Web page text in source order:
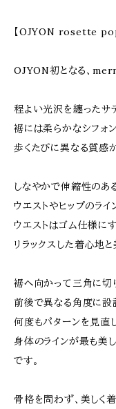
【OJYON rosette
OJYON初となる、
程よい光沢を纏ったサ
裾には柔らかなシフォ
歩くたびに異なる質感
しなやかで伸縮性のあ
ウエストやヒップのライ
ウエストはゴム仕様にす
リラックスした着心地
裾へ向かって三角に切
前後で異なる角度に設
何度もパターンを見直し
身体のラインが最も美
です。
骨格を問わず、美しく